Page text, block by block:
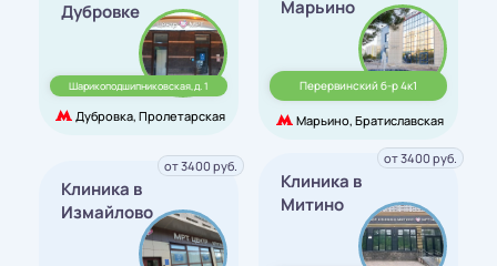
Дубровке
Шарикоподшипниковская,д. 1
Дубровка, Пролетарская
Марьино
Перервинский б-р 4к1
Марьино, Братиславская
Клиника в
Измайлово
от 3400 руб.
Клиника в
Митино
от 3400 руб.